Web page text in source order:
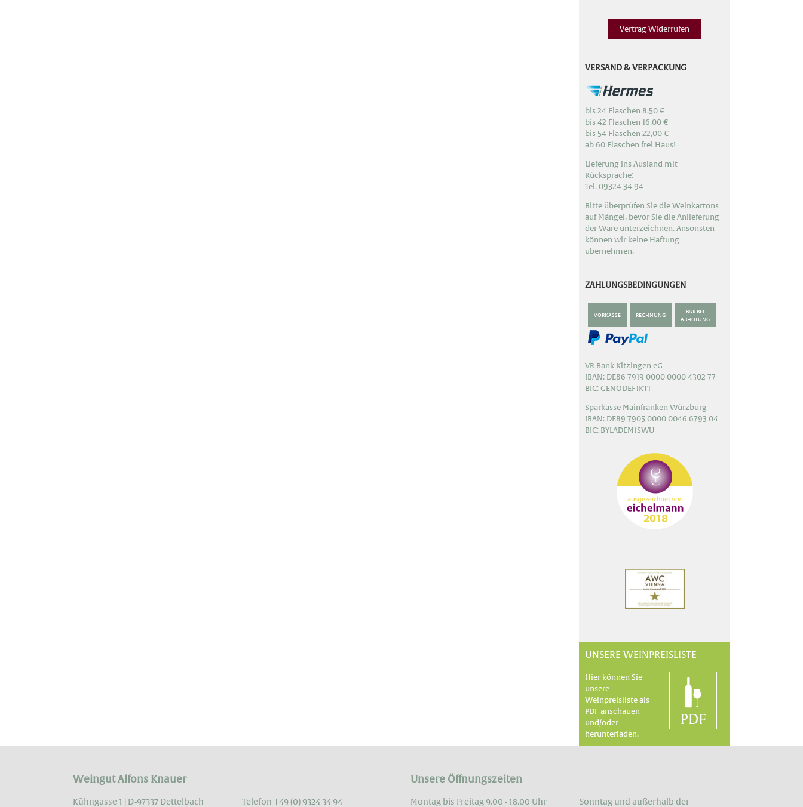
Vertrag Widerrufen
VERSAND & VERPACKUNG
bis 24 Flaschen 8,50 €
bis 42 Flaschen 16,00 €
bis 54 Flaschen 22,00 €
ab 60 Flaschen frei Haus!
Lieferung ins Ausland mit
Rücksprache:
Tel. 09324 34 94
Bitte überprüfen Sie die Weinkartons
auf Mängel, bevor Sie die Anlieferung
der Ware unterzeichnen. Ansonsten
können wir keine Haftung
übernehmen.
ZAHLUNGSBEDINGUNGEN
VORKASSE RECHNUNG
BAR BEI
ABHOLUNG
VR Bank Kitzingen eG
IBAN: DE86 7919 0000 0000 4302 77
BIC: GENODEF1KT1
Sparkasse Mainfranken Würzburg
IBAN: DE89 7905 0000 0046 6793 04
BIC: BYLADEM1SWU
UNSERE WEINPREISLISTE
Hier können Sie
unsere
Weinpreisliste als
PDF anschauen
und/oder
herunterladen.
Weingut Alfons Knauer
Kühngasse 1 | D-97337 Dettelbach Telefon +49 (0) 9324 34 94
Unsere Öffnungszeiten
Montag bis Freitag 9.00 - 18.00 Uhr Sonntag und außerhalb der